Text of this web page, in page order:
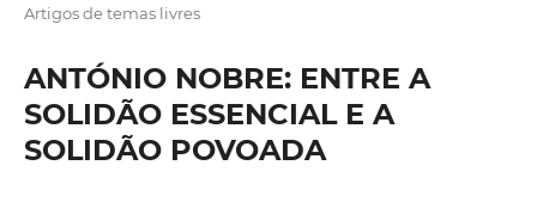
Artigos de temas livres
ANTÓNIO NOBRE: ENTRE A
SOLIDÃO ESSENCIAL E A
SOLIDÃO POVOADA